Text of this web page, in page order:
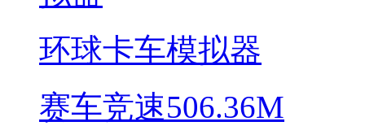
环球卡车模拟器
赛车竞速506.36M